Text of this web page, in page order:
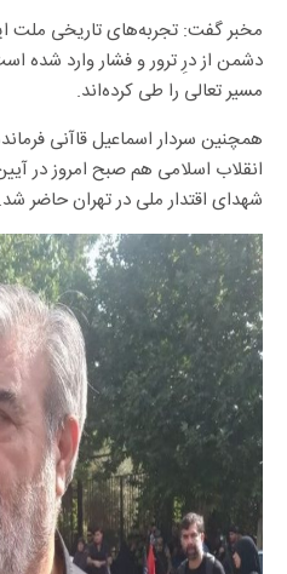
مخبر گفت: تجربه‌های تاریخی ملت
دشمن از درِ ترور و فشار وارد شده
مسیر تعالی را طی کرده‌اند.
همچنین سردار اسماعیل قاآنی
انقلاب اسلامی هم صبح امروز در
شهدای اقتدار ملی در تهران حاضر شد.